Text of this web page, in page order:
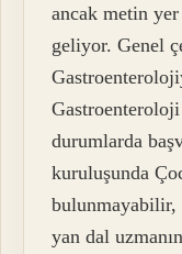
ancak metin
geliyor. Genel
durumlarda
kuruluşunda
bulunmayabilir,
yan dal